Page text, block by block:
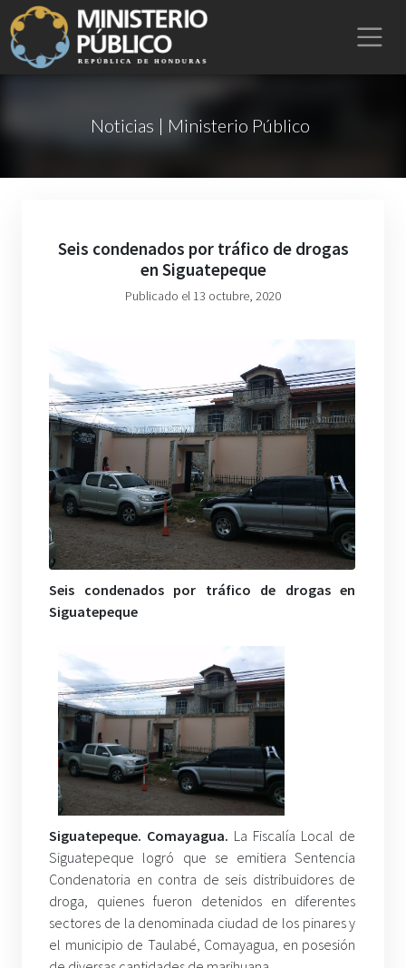
Noticias | Ministerio Público
Seis condenados por tráfico de drogas
en Siguatepeque
Publicado el 13 octubre, 2020
Seis condenados por tráfico de drogas en
Siguatepeque
Siguatepeque. Comayagua. La Fiscalía Local de
Siguatepeque logró que se emitiera Sentencia
Condenatoria en contra de seis distribuidores de
droga, quienes fueron detenidos en diferentes
sectores de la denominada ciudad de los pinares y
el municipio de Taulabé, Comayagua, en posesión